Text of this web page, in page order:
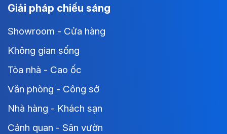
Giải pháp chiếu sáng
Showroom - Cửa hàng
Không gian sống
Tòa nhà - Cao ốc
Văn phòng - Công sở
Nhà hàng - Khách sạn
Cảnh quan - Sân vườn